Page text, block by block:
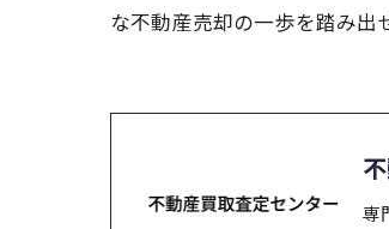
な不動産売却の一歩を踏み出
専